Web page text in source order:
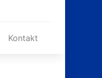
Kontakt